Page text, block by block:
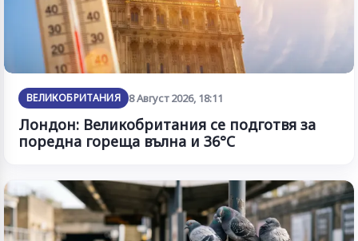
ВЕЛИКОБРИТАНИЯ 8 Август 2026, 18:11
Лондон: Великобритания се подготвя за
поредна гореща вълна и 36°C